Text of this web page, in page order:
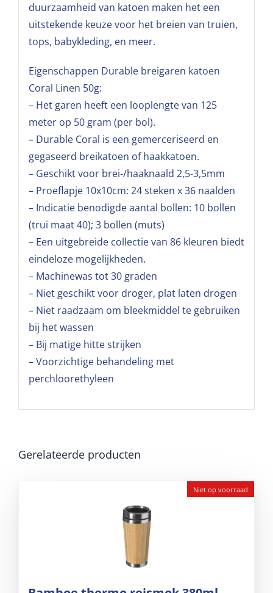
duurzaamheid van katoen maken het een
uitstekende keuze voor het breien van truien,
tops, babykleding, en meer.
Eigenschappen Durable breigaren katoen
Coral Linen 50g:
– Het garen heeft een looplengte van 125
meter op 50 gram (per bol).
– Durable Coral is een gemerceriseerd en
gegaseerd breikatoen of haakkatoen.
– Geschikt voor brei-/haaknaald 2,5-3,5mm
– Proeflapje 10x10cm: 24 steken x 36 naalden
– Indicatie benodigde aantal bollen: 10 bollen
(trui maat 40); 3 bollen (muts)
– Een uitgebreide collectie van 86 kleuren biedt
eindeloze mogelijkheden.
– Machinewas tot 30 graden
– Niet geschikt voor droger, plat laten drogen
– Niet raadzaam om bleekmiddel te gebruiken
bij het wassen
– Bij matige hitte strijken
– Voorzichtige behandeling met
perchloorethyleen
Gerelateerde producten
Niet op voorraad